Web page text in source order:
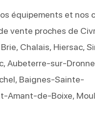
équipements et nos
vente proches de
Chalais, Hiersac,
Aubeterre-sur-
Baignes-Sainte-
Amant-de-Boixe,